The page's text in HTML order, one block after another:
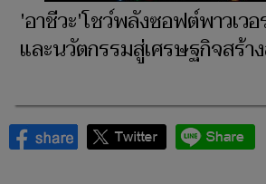
'อาชีวะ'โชว์พลังซอฟต์พาวเว
และนวัตกรรมสู่เศรษฐกิจสร้า